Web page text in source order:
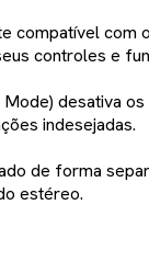
compatível com
controles e
desativa
indesejadas.
de forma
estéreo.